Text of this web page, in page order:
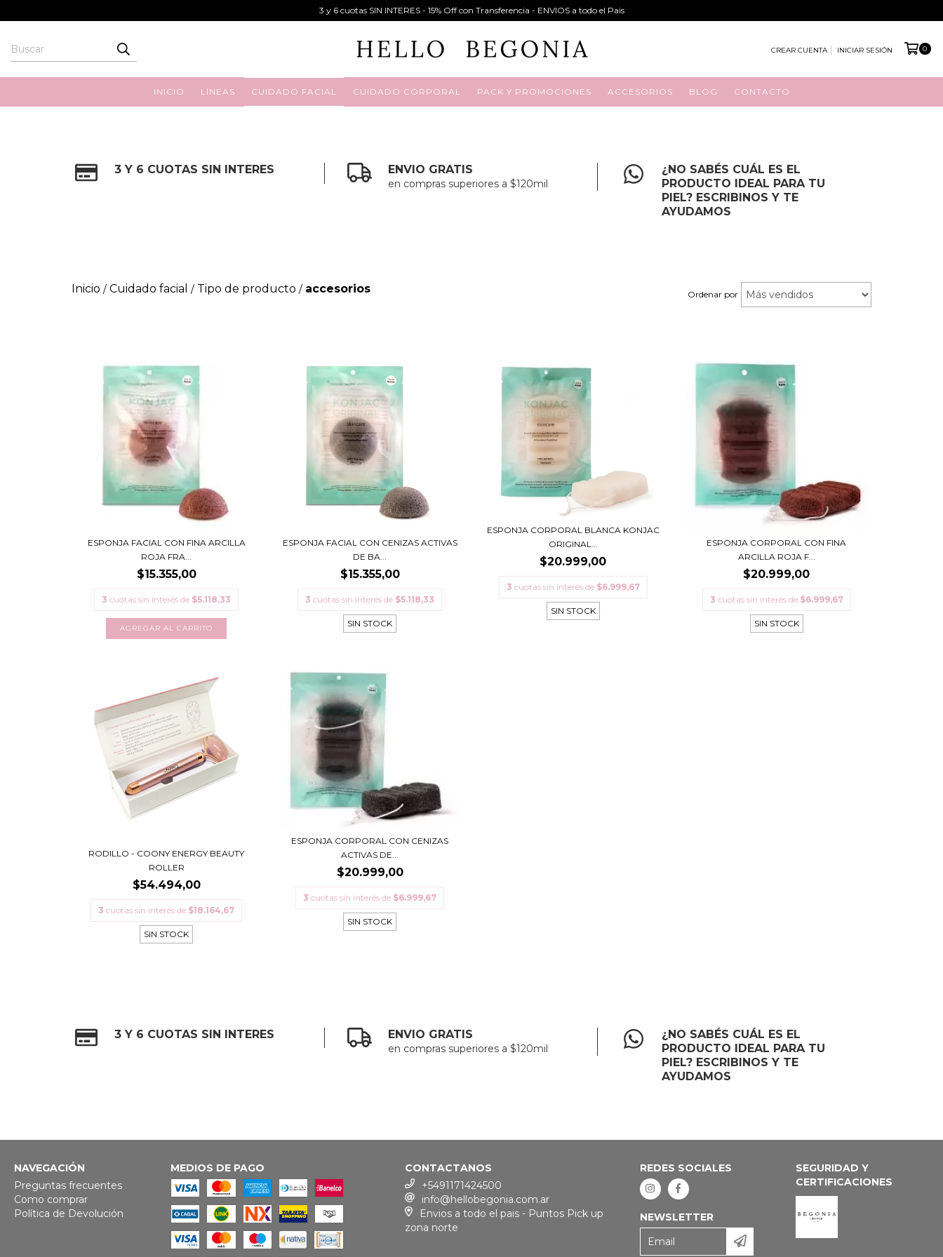
3 y 6 cuotas SIN INTERES - 15% Off con Transferencia - ENVIOS a todo el Pais
CREAR CUENTA INICIAR SESIÓN 0
INICIO LÍNEAS CUIDADO FACIAL CUIDADO CORPORAL PACK Y PROMOCIONES ACCESORIOS BLOG CONTACTO
3 Y 6 CUOTAS SIN INTERES ENVIO GRATIS
en compras superiores a $120mil
¿NO SABÉS CUÁL ES EL
PRODUCTO IDEAL PARA TU
PIEL? ESCRIBINOS Y TE
AYUDAMOS
Inicio / Cuidado facial / Tipo de producto / accesorios Ordenar por
ESPONJA FACIAL CON FINA ARCILLA
ROJA FRA...
$15.355,00
3 cuotas sin interés de $5.118,33
ESPONJA FACIAL CON CENIZAS ACTIVAS
DE BA...
$15.355,00
3 cuotas sin interés de $5.118,33
SIN STOCK
ESPONJA CORPORAL BLANCA KONJAC
ORIGINAL...
$20.999,00
3 cuotas sin interés de $6.999,67
SIN STOCK
ESPONJA CORPORAL CON FINA
ARCILLA ROJA F...
$20.999,00
3 cuotas sin interés de $6.999,67
SIN STOCK
RODILLO - COONY ENERGY BEAUTY
ROLLER
$54.494,00
3 cuotas sin interés de $18.164,67
SIN STOCK
ESPONJA CORPORAL CON CENIZAS
ACTIVAS DE...
$20.999,00
3 cuotas sin interés de $6.999,67
SIN STOCK
3 Y 6 CUOTAS SIN INTERES ENVIO GRATIS
en compras superiores a $120mil
¿NO SABÉS CUÁL ES EL
PRODUCTO IDEAL PARA TU
PIEL? ESCRIBINOS Y TE
AYUDAMOS
NAVEGACIÓN
Preguntas frecuentes
Como comprar
Política de Devolución
MEDIOS DE PAGO
CONTACTANOS
+5491171424500
info@hellobegonia.com.ar
Envios a todo el pais - Puntos Pick up
zona norte
REDES SOCIALES
NEWSLETTER
SEGURIDAD Y
CERTIFICACIONES